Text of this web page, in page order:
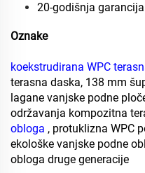
20-godišnja
Oznake
koekstrudirana WPC
terasna daska, 138 mm
lagane vanjske podne
održavanja kompozitna
obloga , protuklizna WPC
ekološke vanjske podne
obloga druge generacije